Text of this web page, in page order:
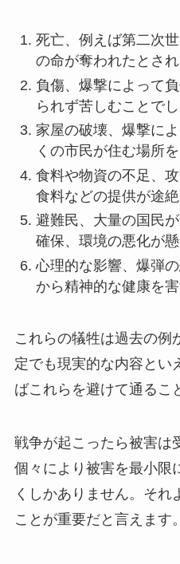
死亡、例えば第二次
の命が奪われたとされ
負傷、爆撃によって
られず苦しむことでし
家屋の破壊、爆撃に
くの市民が住む場所を
食料や物資の不足、
食料などの提供が途絶
避難民、大量の国民
確保、環境の悪化が懸
心理的な影響、爆弾
から精神的な健康を害
これらの犠牲は過去の例
定でも現実的な内容とい
ばこれらを避けて通るこ
戦争が起こったら被害は
個々により被害を最小限
くしかありません。それ
ことが重要だと言えます。